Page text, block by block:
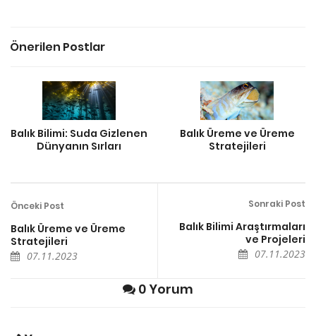
Önerilen Postlar
Balık Bilimi: Suda Gizlenen
Dünyanın Sırları
Balık Üreme ve Üreme
Stratejileri
Önceki Post
Balık Üreme ve Üreme
Stratejileri
07.11.2023
Sonraki Post
Balık Bilimi Araştırmaları
ve Projeleri
07.11.2023
0 Yorum